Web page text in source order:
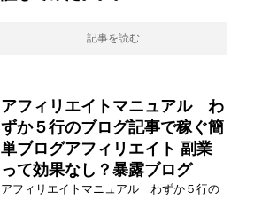
記事を読む
アフィリエイトマニュアル わ
ずか５行のブログ記事で稼ぐ簡
単ブログアフィリエイト 副業
って効果なし？暴露ブログ
アフィリエイトマニュアル わずか５行の